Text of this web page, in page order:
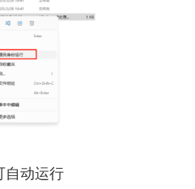
自动运行